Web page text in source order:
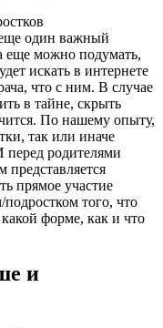
один важный
еще можно подумать,
искать в интернете
что с ним. В случае
в тайне, скрыть
По нашему опыту,
так или иначе
родителями
представляется
прямое участие
того, что
форме, как и что
и